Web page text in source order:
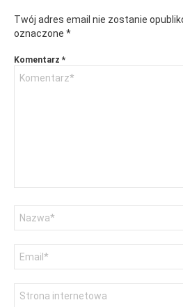
Twój adres email nie zostanie
oznaczone *
Komentarz *
email
internetowa